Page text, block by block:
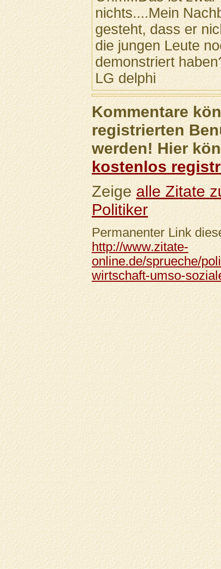
nichts....Mein
gesteht, dass er
die jungen Leute
demonstriert
LG delphi
Kommentare
registrierten
werden! Hier
kostenlos
Zeigealle Zitate
Politiker
Permanenter Link
http://www.zitate-
online.de/sprueche/
wirtschaft-umso-